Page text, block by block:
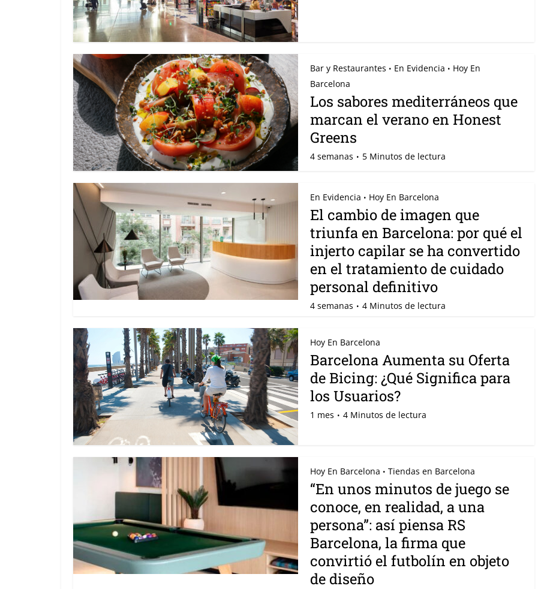
Bar y Restaurantes • En Evidencia • Hoy En
Barcelona
Los sabores mediterráneos que
marcan el verano en Honest
Greens
4 semanas 5 Minutos de lectura
En Evidencia • Hoy En Barcelona
El cambio de imagen que
triunfa en Barcelona: por qué el
injerto capilar se ha convertido
en el tratamiento de cuidado
personal definitivo
4 semanas 4 Minutos de lectura
Hoy En Barcelona
Barcelona Aumenta su Oferta
de Bicing: ¿Qué Significa para
los Usuarios?
1 mes 4 Minutos de lectura
Hoy En Barcelona • Tiendas en Barcelona
“En unos minutos de juego se
conoce, en realidad, a una
persona”: así piensa RS
Barcelona, la firma que
convirtió el futbolín en objeto
de diseño